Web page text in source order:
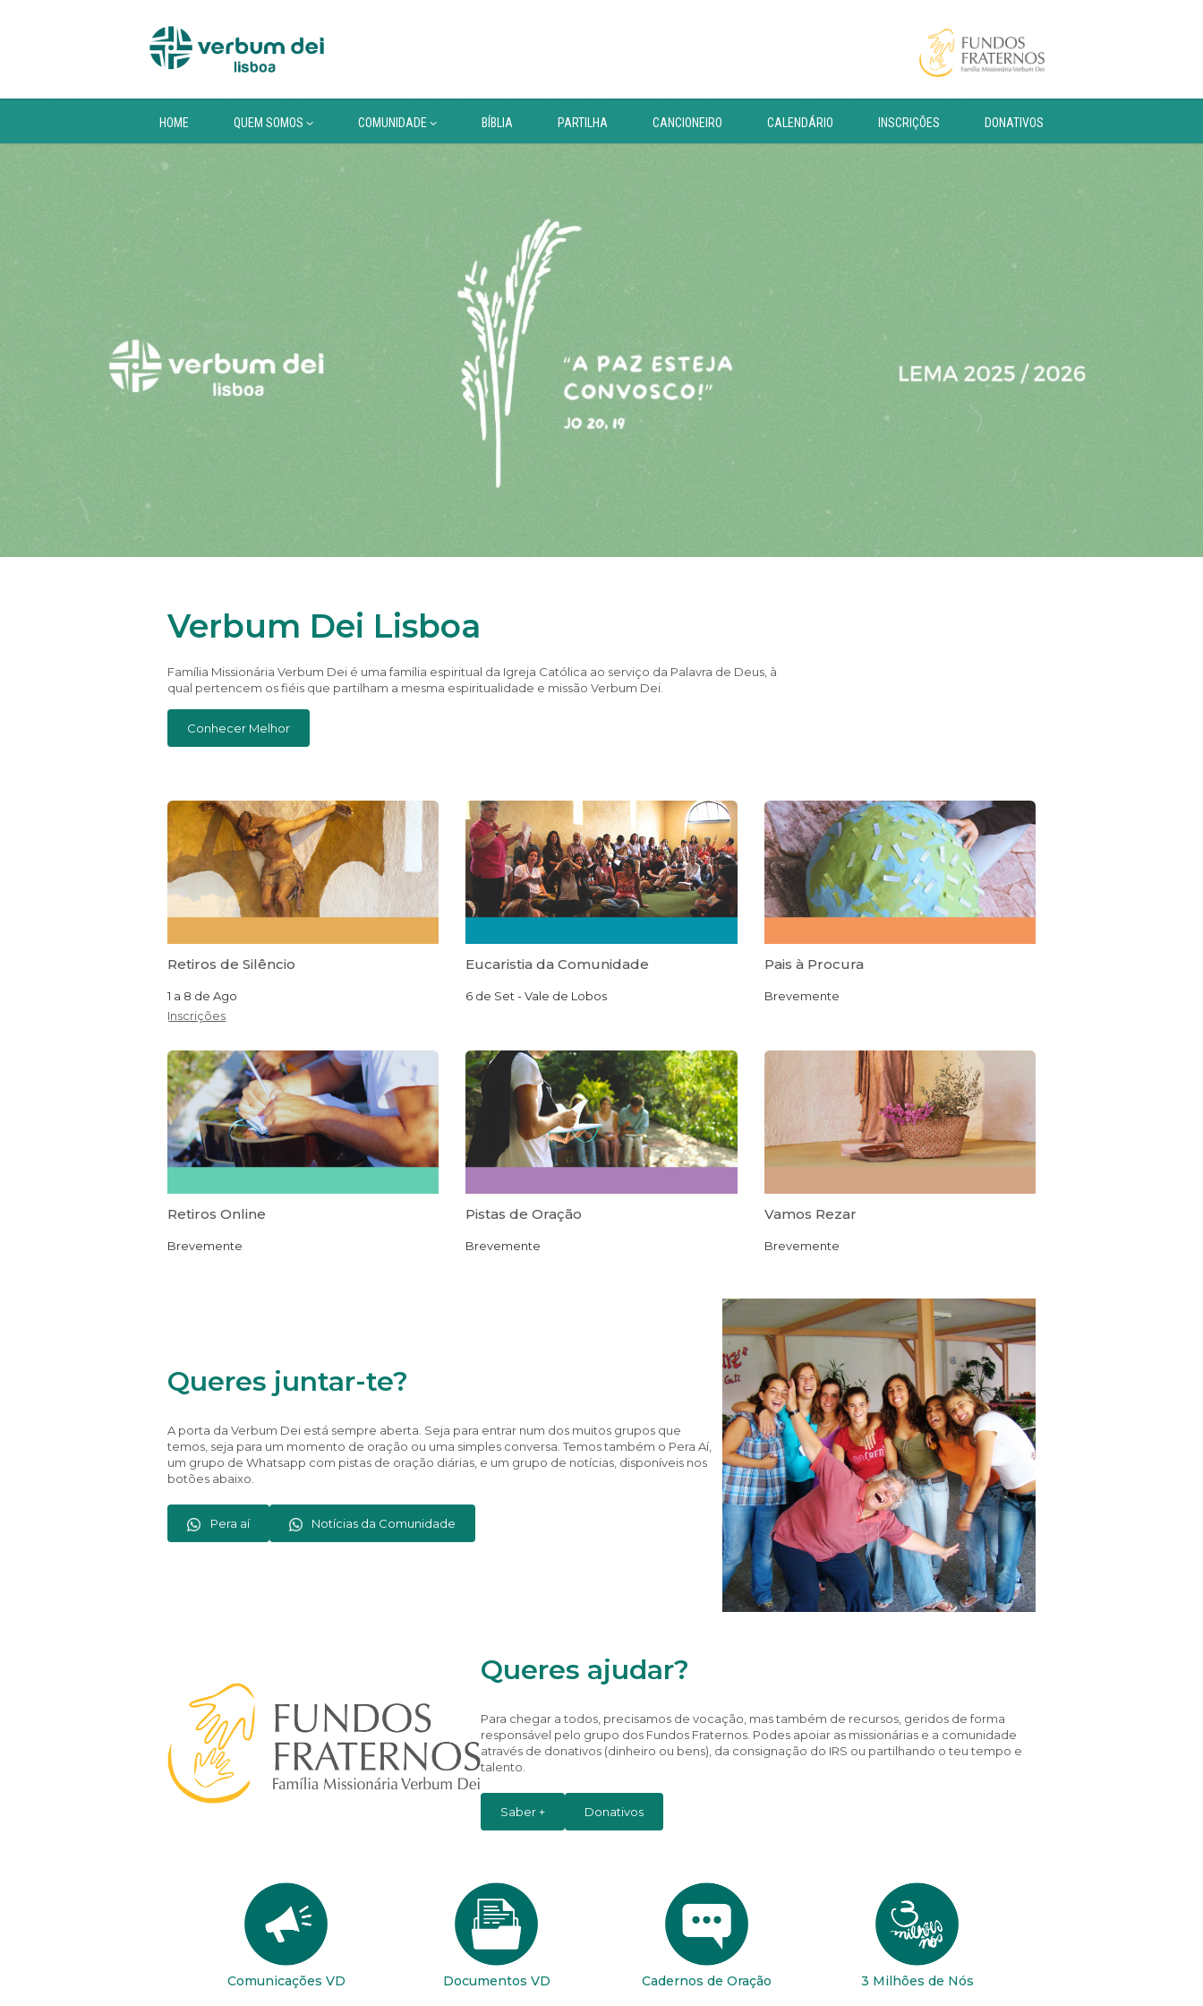
HOME QUEM SOMOS COMUNIDADE BÍBLIA PARTILHA CANCIONEIRO CALENDÁRIO INSCRIÇÕES DONATIVOS
Verbum Dei Lisboa
Família Missionária Verbum Dei é uma família espiritual da Igreja Católica ao serviço da Palavra de Deus, à
qual pertencem os fiéis que partilham a mesma espiritualidade e missão Verbum Dei.
Conhecer Melhor
Retiros de Silêncio
1 a 8 de Ago
Inscrições
Eucaristia da Comunidade
6 de Set - Vale de Lobos
Pais à Procura
Brevemente
Retiros Online
Brevemente
Pistas de Oração
Brevemente
Vamos Rezar
Brevemente
Queres juntar-te?
A porta da Verbum Dei está sempre aberta. Seja para entrar num dos muitos grupos que
temos, seja para um momento de oração ou uma simples conversa. Temos também o Pera Aí,
um grupo de Whatsapp com pistas de oração diárias, e um grupo de notícias, disponíveis nos
botões abaixo.
Pera aí Notícias da Comunidade
Queres ajudar?
Para chegar a todos, precisamos de vocação, mas também de recursos, geridos de forma
responsável pelo grupo dos Fundos Fraternos. Podes apoiar as missionárias e a comunidade
através de donativos (dinheiro ou bens), da consignação do IRS ou partilhando o teu tempo e
talento.
Saber + Donativos
Comunicações VD Documentos VD Cadernos de Oração 3 Milhões de Nós